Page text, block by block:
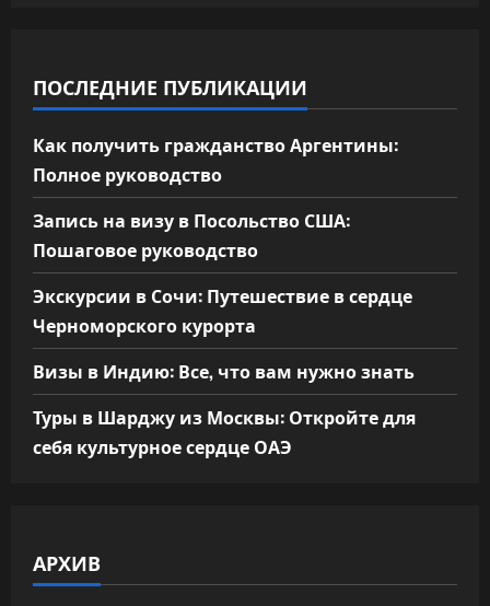
ПОСЛЕДНИЕ ПУБЛИКАЦИИ
Как получить гражданство Аргентины:
Полное руководство
Запись на визу в Посольство США:
Пошаговое руководство
Экскурсии в Сочи: Путешествие в сердце
Черноморского курорта
Визы в Индию: Все, что вам нужно знать
Туры в Шарджу из Москвы: Откройте для
себя культурное сердце ОАЭ
АРХИВ